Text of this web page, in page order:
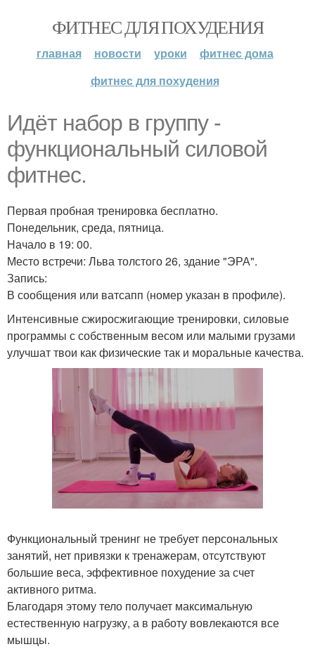
ФИТНЕС ДЛЯ ПОХУДЕНИЯ
главная новости уроки
фитнес дома
фитнес для похудения
Идёт набор в группу -
функциональный силовой
фитнес.
Первая пробная тренировка бесплатно.
Понедельник, среда, пятница.
Начало в 19: 00.
Место встречи: Льва толстого 26, здание "ЭРА".
Запись:
В сообщения или ватсапп (номер указан в профиле).
Интенсивные сжиросжигающие тренировки, силовые
программы с собственным весом или малыми грузами
улучшат твои как физические так и моральные качества.
Функциональный тренинг не требует персональных
занятий, нет привязки к тренажерам, отсутствуют
большие веса, эффективное похудение за счет
активного ритма.
Благодаря этому тело получает максимальную
естественную нагрузку, а в работу вовлекаются все
мышцы.